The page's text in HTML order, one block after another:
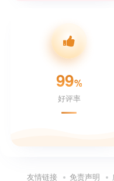
99%
好评率
友情链接 免责声明